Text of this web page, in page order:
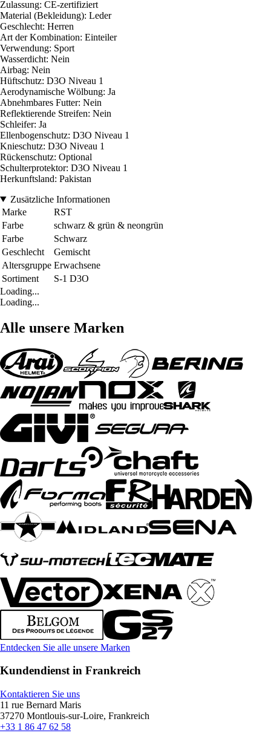
Zulassung: CE-zertifiziert
Material (Bekleidung): Leder
Geschlecht: Herren
Art der Kombination: Einteiler
Verwendung: Sport
Wasserdicht: Nein
Airbag: Nein
Hüftschutz: D3O Niveau 1
Aerodynamische Wölbung: Ja
Abnehmbares Futter: Nein
Reflektierende Streifen: Nein
Schleifer: Ja
Ellenbogenschutz: D3O Niveau 1
Knieschutz: D3O Niveau 1
Rückenschutz: Optional
Schulterprotektor: D3O Niveau 1
Herkunftsland: Pakistan
Zusätzliche Informationen
Marke
RST
Farbe
schwarz & grün & neongrün
Farbe
Schwarz
Geschlecht
Gemischt
Altersgruppe Erwachsene
Sortiment
S-1 D3O
Loading...
Loading...
Alle unsere Marken
Entdecken Sie alle unsere Marken
Kundendienst in Frankreich
Kontaktieren Sie uns
11 rue Bernard Maris
37270 Montlouis-sur-Loire, Frankreich
+33 1 86 47 62 58